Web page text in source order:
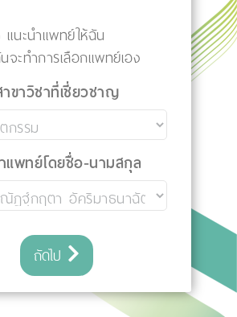
แนะนำแพทย์ให้ฉัน
จะทำการเลือกแพทย์เอง
ขาวิชาที่เชี่ยวชาญ
แพทย์โดยชื่อ-นามสกุล
ถัดไป